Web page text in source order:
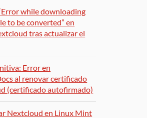
while downloading
to be converted” en
tras actualizar el
Error en
al renovar certificado
(certificado autofirmado)
Nextcloud en Linux Mint